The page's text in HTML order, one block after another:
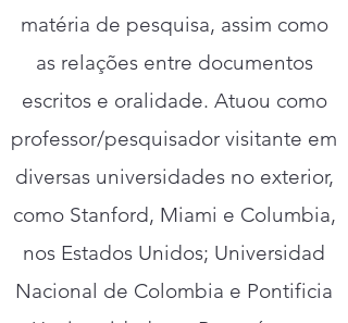
matéria de pesquisa, assim como
as relações entre documentos
escritos e oralidade. Atuou como
professor/pesquisador visitante em
diversas universidades no exterior,
como Stanford, Miami e Columbia,
nos Estados Unidos; Universidad
Nacional de Colombia e Pontificia